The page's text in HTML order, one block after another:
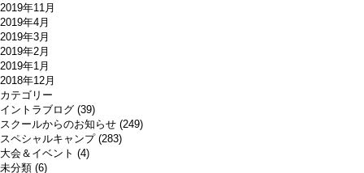
2019年11月
2019年4月
2019年3月
2019年2月
2019年1月
2018年12月
カテゴリー
イントラブログ (39)
スクールからのお知らせ (249)
スペシャルキャンプ(283)
大会＆イベント (4)
未分類 (6)